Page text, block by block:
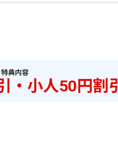
特典内容
・小人50円割引